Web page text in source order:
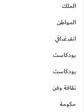
الملك
المواطن
انفرغرافي
بودكاست
بودكاست
ثقافة وفن
حكومة